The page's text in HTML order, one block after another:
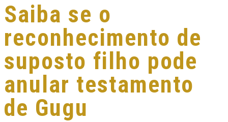
Saiba se o
reconhecimento de
suposto filho pode
anular testamento
de Gugu